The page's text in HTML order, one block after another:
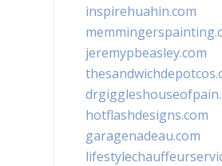
inspirehuahin.com
jeremypbeasley.com
hotflashdesigns.com
garagenadeau.com